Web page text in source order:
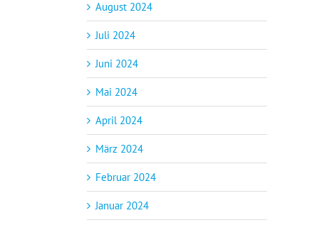
August 2024
Juli 2024
Juni 2024
Mai 2024
April 2024
März 2024
Februar 2024
Januar 2024